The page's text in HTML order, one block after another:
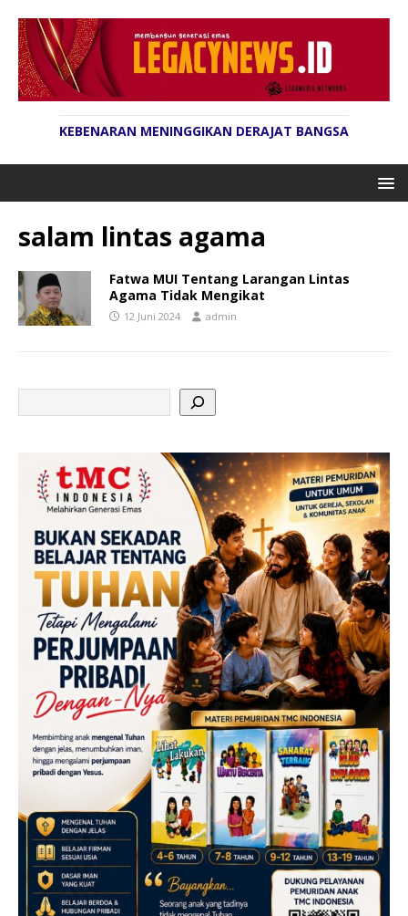
KEBENARAN MENINGGIKAN DERAJAT BANGSA
salam lintas agama
Fatwa MUI Tentang Larangan Lintas
Agama Tidak Mengikat
12 Juni 2024 admin